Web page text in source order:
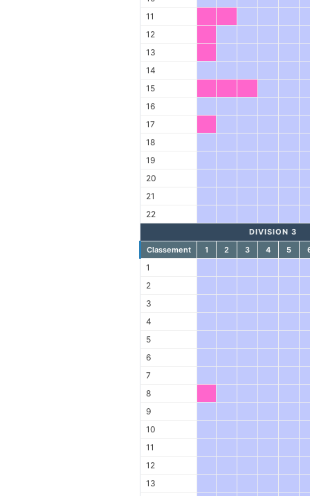
11
12
13
14
15
16
17
18
19
20
21
22
DIVISION 3
Classement
1 2 3 4 5
1
2
3
4
5
6
7
8
9
10
11
12
13